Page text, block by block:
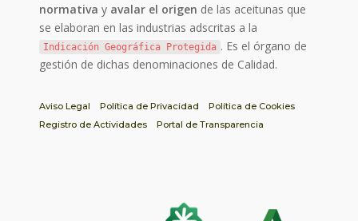
normativa y avalar el origen de las aceitunas que
se elaboran en las industrias adscritas a la
Indicación Geográfica Protegida . Es el órgano de
gestión de dichas denominaciones de Calidad.
Aviso Legal Política de Privacidad
Política de Cookies
Registro de Actividades
Portal de Transparencia